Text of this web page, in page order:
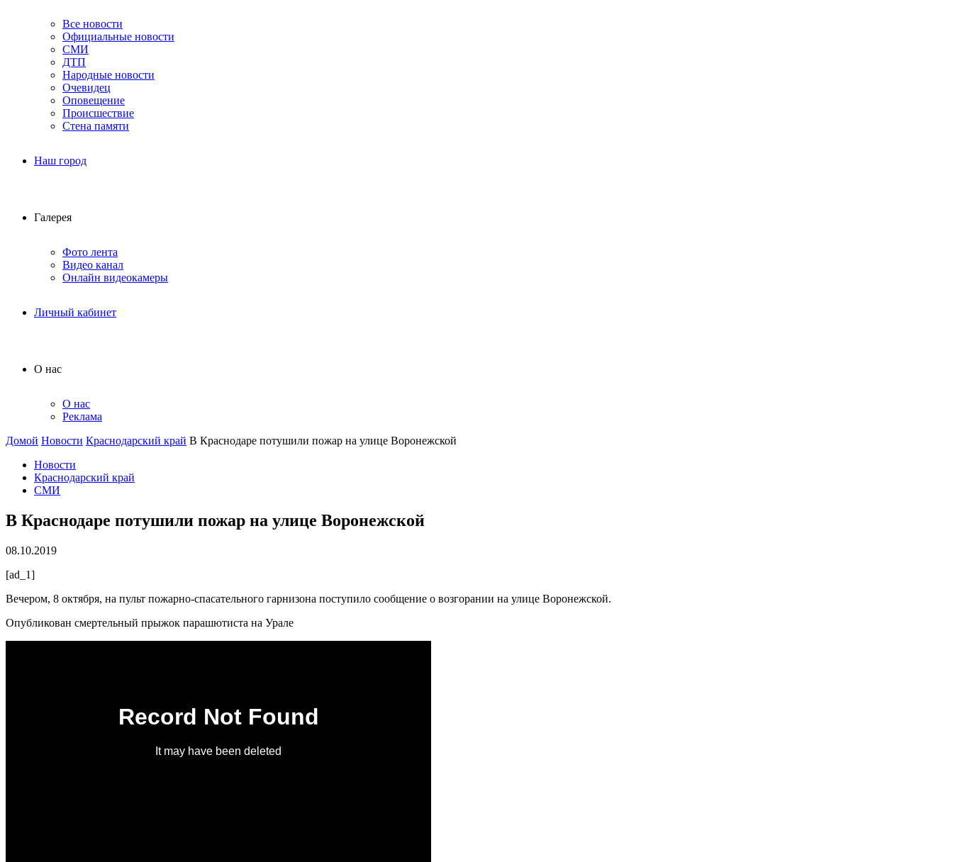
Все новости
Официальные новости
СМИ
ДТП
Народные новости
Очевидец
Оповещение
Происшествие
Стена памяти
Наш город
Галерея
Фото лента
Видео канал
Онлайн видеокамеры
Личный кабинет
О нас
О нас
Реклама
Домой Новости Краснодарский край В Краснодаре потушили пожар на улице Воронежской
Новости
Краснодарский край
СМИ
В Краснодаре потушили пожар на улице Воронежской
08.10.2019
[ad_1]
Вечером, 8 октября, на пульт пожарно-спасательного гарнизона поступило сообщение о возгорании на улице Воронежской.
Опубликован смертельный прыжок парашютиста на Урале